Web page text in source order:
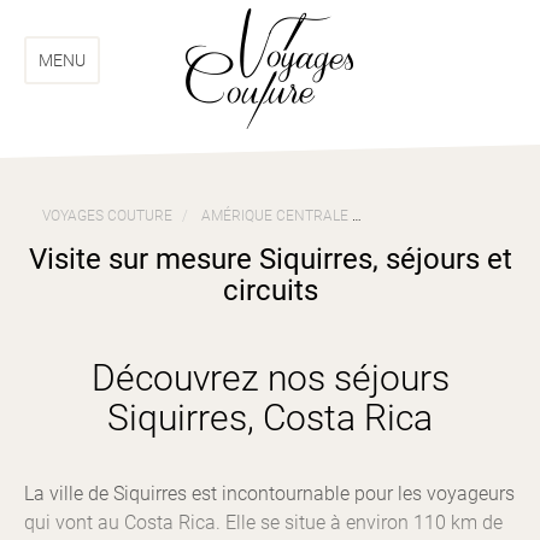
menu
contenuMENU
VOYAGES COUTURE AMÉRIQUE CENTRALE
Visite sur mesure Siquirres, séjours et
circuits
Découvrez nos séjours
Siquirres, Costa Rica
La ville de Siquirres est incontournable pour les voyageurs
qui vont au Costa Rica. Elle se situe à environ 110 km de